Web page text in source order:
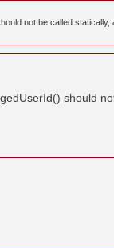
not be called
should